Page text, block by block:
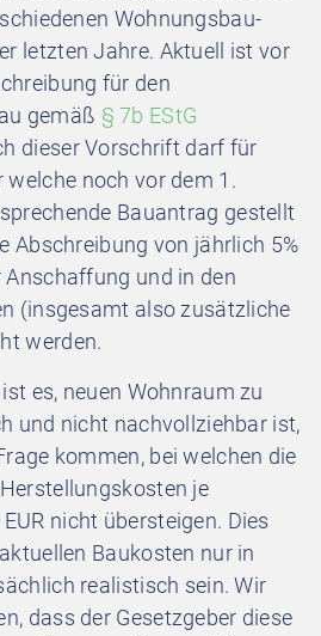
Wohnungsbau-
letzten Jahre. Aktuell ist vor
für den
gemäß § 7b EStG
dieser Vorschrift darf für
noch vor dem 1.
Bauantrag gestellt
Abschreibung von jährlich 5%
und in den
(insgesamt also zusätzliche
werden.
es, neuen Wohnraum zu
und nicht nachvollziehbar ist,
kommen, bei welchen die
je
nicht übersteigen. Dies
Baukosten nur in
realistisch sein. Wir
dass der Gesetzgeber diese